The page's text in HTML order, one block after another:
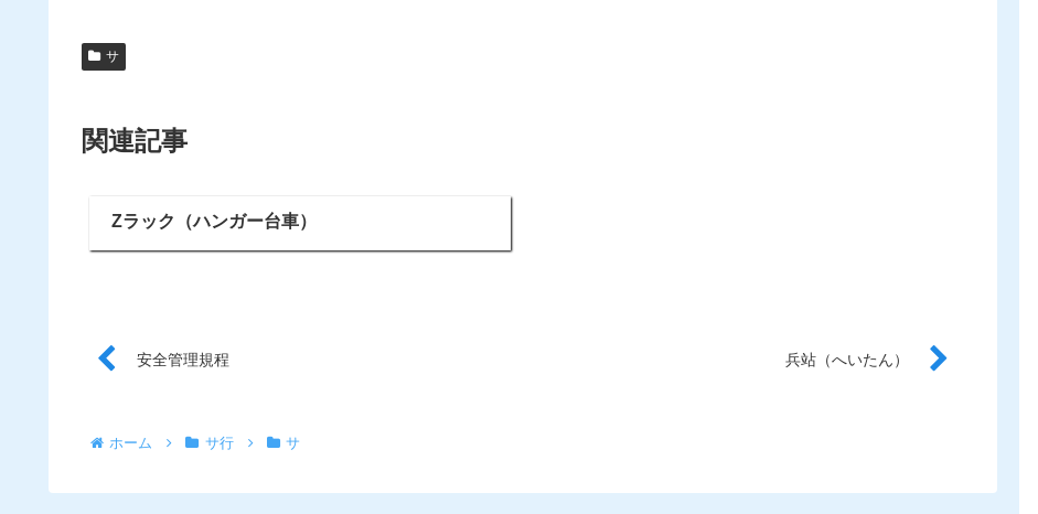
サ
関連記事
Zラック（ハンガー台車）
安全管理規程 兵站（へいたん）
ホーム サ行 サ